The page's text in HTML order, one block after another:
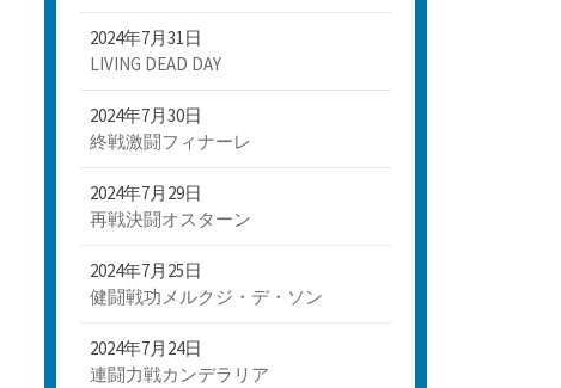
2024年7月31日
LIVING DEAD DAY
2024年7月30日
終戦激闘フィナーレ
2024年7月29日
再戦決闘オスターン
2024年7月25日
健闘戦功メルクジ・デ・ソン
2024年7月24日
連闘力戦カンデラリア